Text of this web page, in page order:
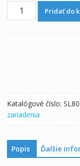
množstvo
Batéria
Empire
Pridať do
Katalógové číslo:
zariadenia
Popis Ďalšie